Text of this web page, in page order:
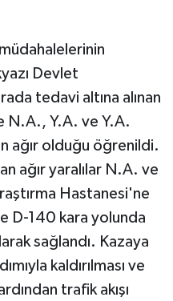
Devlet
tedavi altına alınan
N.A., Y.A. ve Y.A.
ağır olduğu öğrenildi.
ağır yaralılar N.A. ve
Hastanesi'ne
D-140 kara yolunda
sağlandı. Kazaya
kaldırılması ve
trafik akışı